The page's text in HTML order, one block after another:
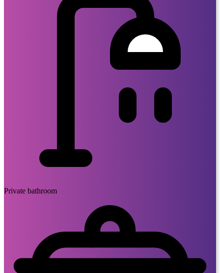
Private bathroom